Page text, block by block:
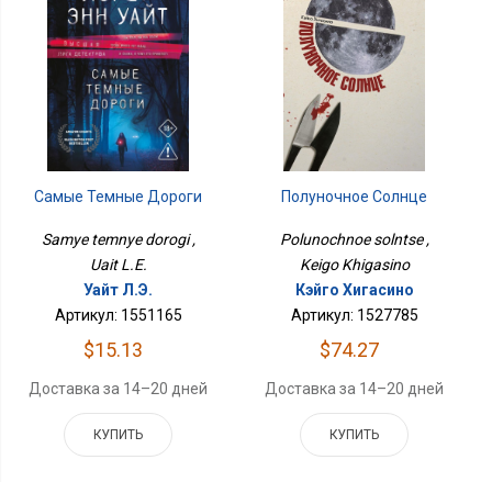
Самые Темные Дороги
Samye temnye dorogi ,
Uait L.E.
Уайт Л.Э.
Артикул: 1551165
$15.13
Доставка за 14–20 дней
КУПИТЬ
Полуночное Солнце
Polunochnoe solntse ,
Keigo Khigasino
Кэйго Хигасино
Артикул: 1527785
$74.27
Доставка за 14–20 дней
КУПИТЬ